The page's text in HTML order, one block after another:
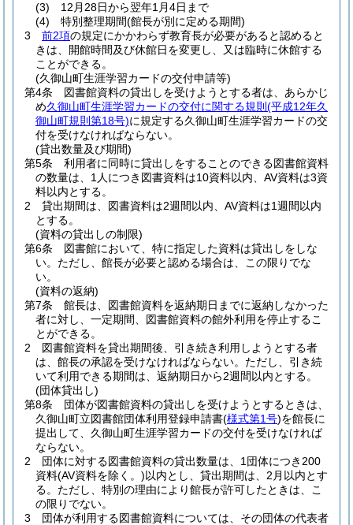
(3)
12月28日から翌年1月4日まで
(4)
特別整理期間(館長が別に定める期間)
3
前2項の規定にかかわらず教育長が必要があると認めると
きは、開館時間及び休館日を変更し、又は臨時に休館する
ことができる。
(久御山町生涯学習カードの交付申請等)
第4条
図書館資料の貸出しを受けようとする者は、あらかじ
め久御山町生涯学習カードの交付に関する規則 (平成12年久
御山町規則第18号)に規定する久御山町生涯学習カードの交
付を受けなければならない。
(貸出数量及び期間)
第5条
利用者に同時に貸出しをすることのできる図書館資料
の数量は、1人につき図書資料は10資料以内、AV資料は3資
料以内とする。
2
貸出期間は、図書資料は2週間以内、AV資料は1週間以内
とする。
(資料の貸出しの制限)
第6条
図書館において、特に指定した資料は貸出しをしな
い。 ただし、館長が必要と認める場合は、この限りでな
い。
(資料の返納)
第7条
館長は、図書館資料を返納期日までに返納しなかった
者に対し、一定期間、図書館資料の館外利用を停止するこ
とができる。
2
図書館資料を貸出期間後、引き続き利用しようとする者
は、館長の承認を受けなければならない。 ただし、引き続
いて利用できる期間は、返納期日から2週間以内とする。
(団体貸出し)
第8条
団体が図書館資料の貸出しを受けようとするときは、
久御山町立図書館団体利用登録申請書(様式第1号)を館長に
提出して、久御山町生涯学習カードの交付を受けなければ
ならない。
2
団体に対する図書館資料の貸出数量は、1団体につき200
資料(AV資料を除く。)以内とし、貸出期間は、2月以内とす
る。 ただし、特別の理由により館長が許可したときは、こ
の限りでない。
3
団体が利用する図書館資料については、その団体の代表者